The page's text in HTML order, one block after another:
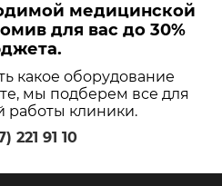
медицинской
для вас до 30%
какое оборудование
мы подберем все для
работы клиники.
221 91 10